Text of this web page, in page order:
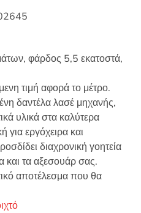
φάρδος 5,5 εκατοστά,
τιμή αφορά το μέτρο.
δαντέλα λασέ μηχανής,
υλικά στα καλύτερα
για εργόχειρα και
διαχρονική γοητεία
και τα αξεσουάρ σας.
αποτέλεσμα που θα